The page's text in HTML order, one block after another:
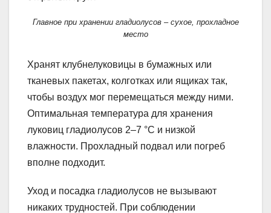
Главное при хранении гладиолусов – сухое, прохладное
место
Хранят клубнелуковицы в бумажных или
тканевых пакетах, колготках или ящиках так,
чтобы воздух мог перемещаться между ними.
Оптимальная температура для хранения
луковиц гладиолусов 2–7 °C и низкой
влажности. Прохладный подвал или погреб
вполне подходит.
Уход и посадка гладиолусов не вызывают
никаких трудностей. При соблюдении